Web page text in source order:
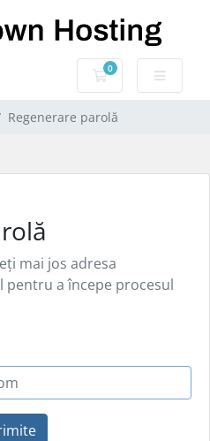
0
Coș de
Regenerare parolă
mai jos adresa
pentru a începe procesul